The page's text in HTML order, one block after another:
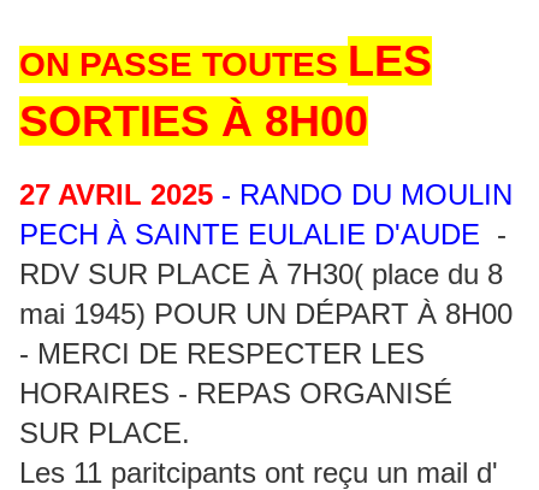
ON PASSE TOUTES LES
SORTIES À 8H00
27 AVRIL 2025 - RANDO DU MOULIN
PECH À SAINTE EULALIE D'AUDE -
RDV SUR PLACE À 7H30( place du 8
mai 1945) POUR UN DÉPART À 8H00
- MERCI DE RESPECTER LES
HORAIRES - REPAS ORGANISÉ
SUR PLACE.
Les 11 paritcipants ont reçu un mail d'